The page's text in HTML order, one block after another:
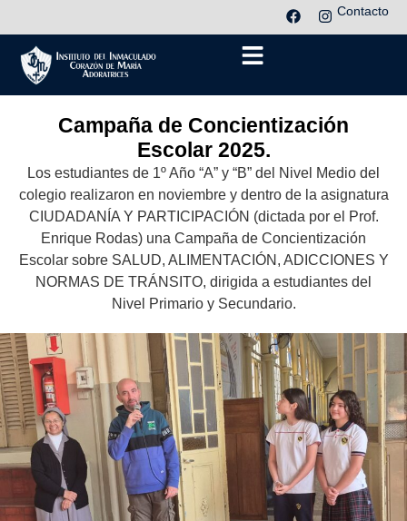
Contacto
Campaña de Concientización
Escolar 2025.
Los estudiantes de 1º Año “A” y “B” del Nivel Medio del
colegio realizaron en noviembre y dentro de la asignatura
CIUDADANÍA Y PARTICIPACIÓN (dictada por el Prof.
Enrique Rodas) una Campaña de Concientización
Escolar sobre SALUD, ALIMENTACIÓN, ADICCIONES Y
NORMAS DE TRÁNSITO, dirigida a estudiantes del
Nivel Primario y Secundario.